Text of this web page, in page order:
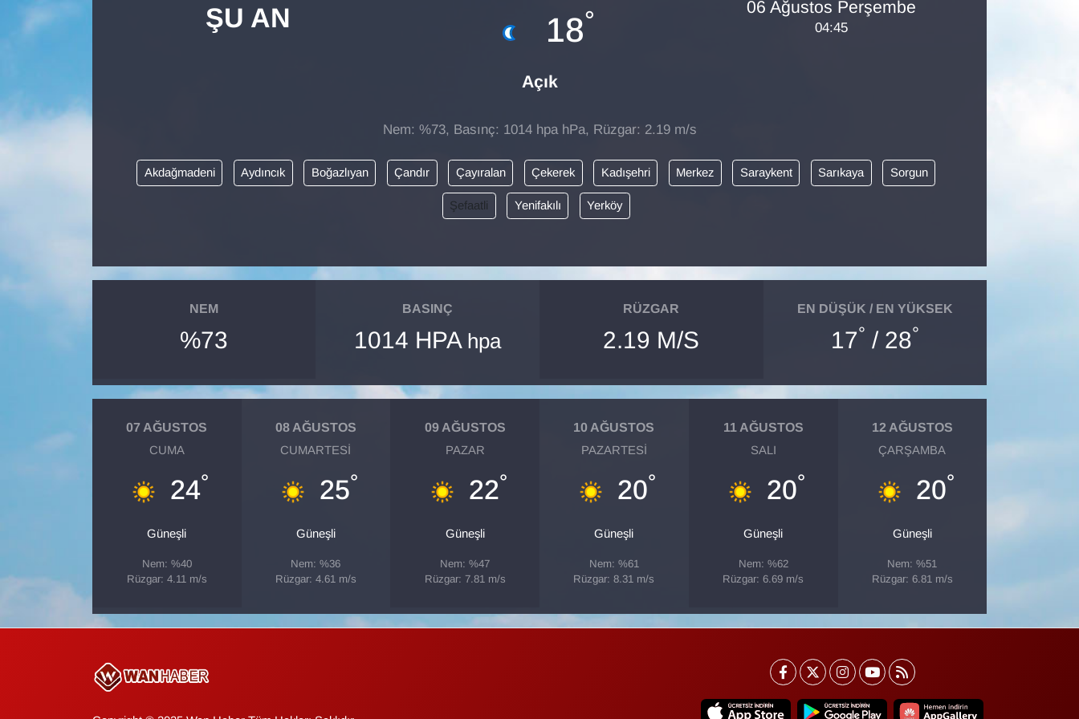
ŞU AN 18°
Açık
06 Ağustos Perşembe
04:45
Nem: %73, Basınç: 1014 hpa hPa, Rüzgar: 2.19 m/s
Akdağmadeni Aydıncık Boğazlıyan Çandır Çayıralan Çekerek Kadışehri Merkez Saraykent Sarıkaya Sorgun
Şefaatli Yenifakılı Yerköy
NEM
%73
BASINÇ
1014 HPA hpa
RÜZGAR
2.19 M/S
EN DÜŞÜK / EN YÜKSEK
17° / 28°
07 AĞUSTOS
CUMA
24°
Güneşli
Nem: %40
Rüzgar: 4.11 m/s
08 AĞUSTOS
CUMARTESI
25°
Güneşli
Nem: %36
Rüzgar: 4.61 m/s
09 AĞUSTOS
PAZAR
22°
Güneşli
Nem: %47
Rüzgar: 7.81 m/s
10 AĞUSTOS
PAZARTESI
20°
Güneşli
Nem: %61
Rüzgar: 8.31 m/s
11 AĞUSTOS
SALI
20°
Güneşli
Nem: %62
Rüzgar: 6.69 m/s
12 AĞUSTOS
ÇARŞAMBA
20°
Güneşli
Nem: %51
Rüzgar: 6.81 m/s
Diğer
EĞİTİM
Gündem
Haber
HABERDE İNSAN
Kamu Alımları
Kültür & Sanat